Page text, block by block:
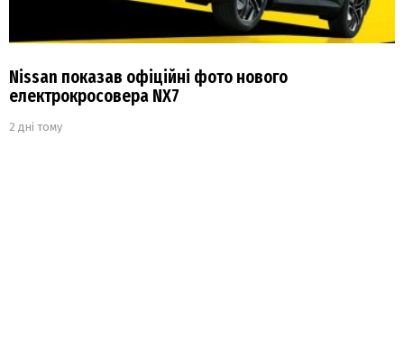
Nissan показав офіційні фото нового
електрокросовера NX7
2 дні тому